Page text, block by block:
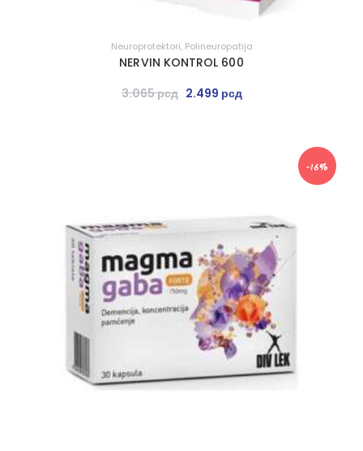
Neuroprotektori, Polineuropatija
NERVIN KONTROL 600
3.065рсд 2.499 рсд
-16%